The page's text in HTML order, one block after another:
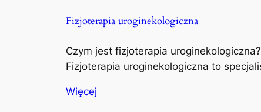
Fizjoterapia uroginekologiczna
Czym jest fizjoterapia uroginekologiczna?
Fizjoterapia uroginekologiczna to
Więcej